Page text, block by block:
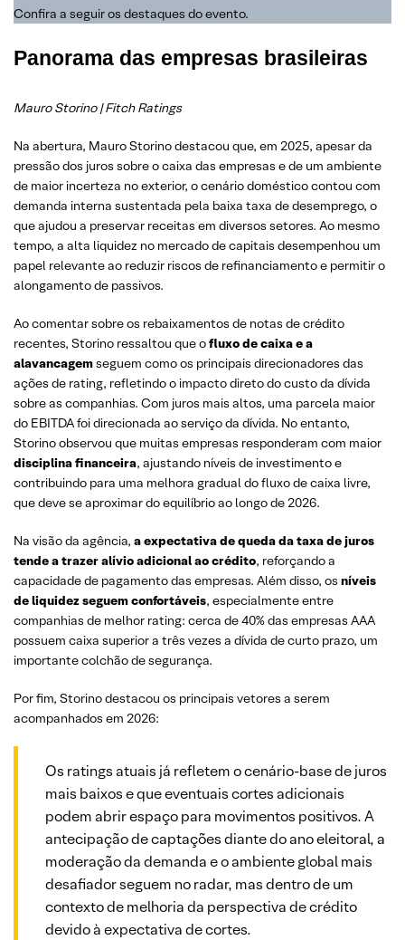
Confira a seguir os destaques do evento.
Panorama das empresas brasileiras
Mauro Storino | Fitch Ratings
Na abertura, Mauro Storino destacou que, em 2025, apesar da
pressão dos juros sobre o caixa das empresas e de um ambiente
de maior incerteza no exterior, o cenário doméstico contou com
demanda interna sustentada pela baixa taxa de desemprego, o
que ajudou a preservar receitas em diversos setores. Ao mesmo
tempo, a alta liquidez no mercado de capitais desempenhou um
papel relevante ao reduzir riscos de refinanciamento e permitir o
alongamento de passivos.
Ao comentar sobre os rebaixamentos de notas de crédito
recentes, Storino ressaltou que ofluxo de caixa e a
alavancagemseguem como os principais direcionadores das
ações de rating, refletindo o impacto direto do custo da dívida
sobre as companhias. Com juros mais altos, uma parcela maior
do EBITDA foi direcionada ao serviço da dívida. No entanto,
Storino observou que muitas empresas responderam com maior
disciplina financeira, ajustando níveis de investimento e
contribuindo para uma melhora gradual do fluxo de caixa livre,
que deve se aproximar do equilíbrio ao longo de 2026.
Na visão da agência, a expectativa de queda da taxa de juros
tende a trazer alívio adicional ao crédito, reforçando a
capacidade de pagamento das empresas. Além disso, os níveis
de liquidez seguem confortáveis, especialmente entre
companhias de melhor rating: cerca de 40% das empresas AAA
possuem caixa superior a três vezes a dívida de curto prazo, um
importante colchão de segurança.
Por fim, Storino destacou os principais vetores a serem
acompanhados em 2026:
Os ratings atuais já refletem o cenário-base de juros
mais baixos e que eventuais cortes adicionais
podem abrir espaço para movimentos positivos. A
antecipação de captações diante do ano eleitoral, a
moderação da demanda e o ambiente global mais
desafiador seguem no radar, mas dentro de um
contexto de melhoria da perspectiva de crédito
devido à expectativa de cortes.